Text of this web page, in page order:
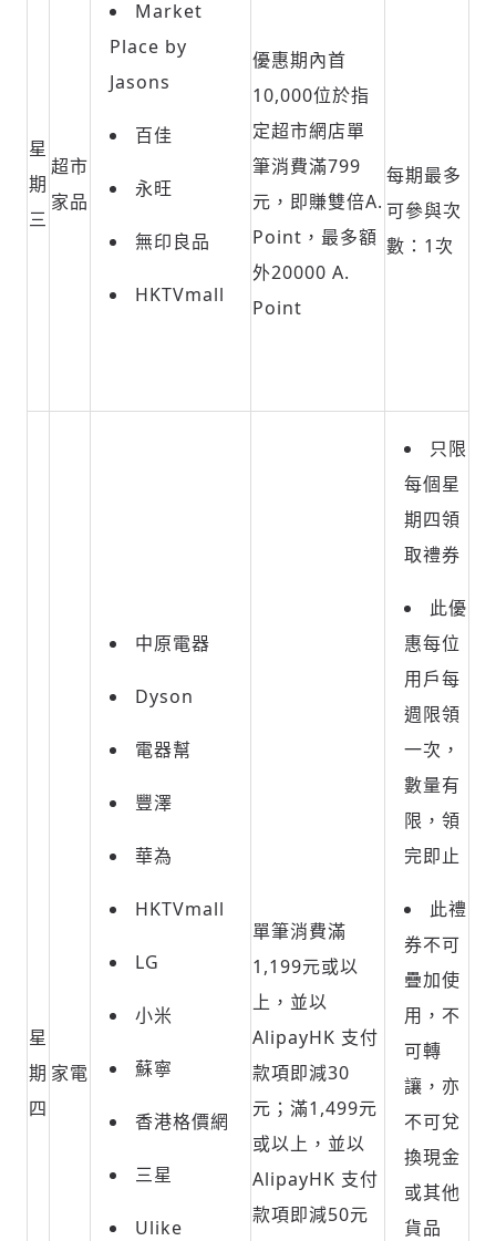
星
期
三
超市
家品
Market
Place by
Jasons
百佳
永旺
無印良品
HKTVmall
優惠期內首
10,000位於指
定超市網店單
筆消費滿799
元，即賺雙倍A.
Point，最多額
外20000 A.
Point
每期最多
可參與次
數：1次
星
期
四
家電
中原電器
Dyson
電器幫
豐澤
華為
HKTVmall
LG
小米
蘇寧
香港格價網
三星
Ulike
單筆消費滿
1,199元或以
上，並以
AlipayHK 支付
款項即減30
元；滿1,499元
或以上，並以
AlipayHK 支付
款項即減50元
只限
每個星
期四領
取禮券
此優
惠每位
用戶每
週限領
一次，
數量有
限，領
完即止
此禮
券不可
疊加使
用，不
可轉
讓，亦
不可兌
換現金
或其他
貨品